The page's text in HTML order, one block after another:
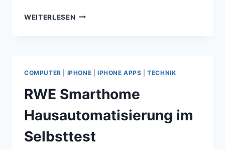
WEITERLESEN USB-
OHNE
GEÄNDERTE
FIRMWARE
COMPUTER IPHONE IPHONE APPS |TECHNIK
RWE Smarthome
Hausautomatisierung im
Selbsttest